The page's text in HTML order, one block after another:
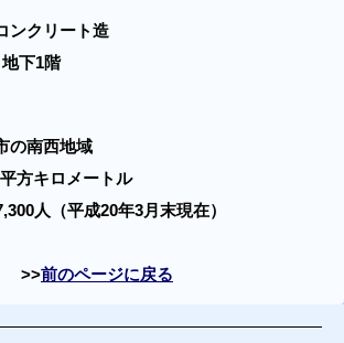
クリート造
下1階
の南西地域
方キロメートル
人（平成20年3月末現在）
前のページに戻る